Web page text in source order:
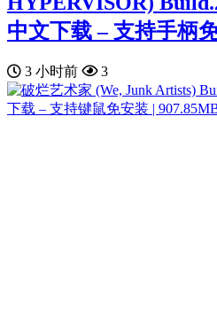
中文下载 – 支持手柄
3 小时前 3